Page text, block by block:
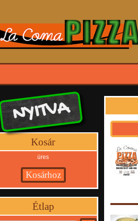
NYITVA
Kosár
üres
Étlap